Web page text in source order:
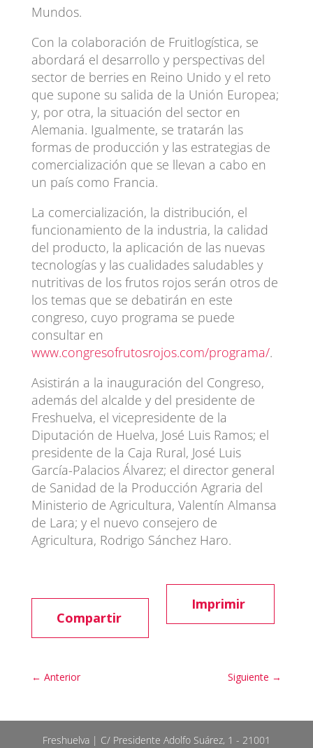
Mundos.
Con la colaboración de Fruitlogística, se
abordará el desarrollo y perspectivas del
sector de berries en Reino Unido y el reto
que supone su salida de la Unión Europea;
y, por otra, la situación del sector en
Alemania. Igualmente, se tratarán las
formas de producción y las estrategias de
comercialización que se llevan a cabo en
un país como Francia.
La comercialización, la distribución, el
funcionamiento de la industria, la calidad
del producto, la aplicación de las nuevas
tecnologías y las cualidades saludables y
nutritivas de los frutos rojos serán otros de
los temas que se debatirán en este
congreso, cuyo programa se puede
consultar en
www.congresofrutosrojos.com/programa/.
Asistirán a la inauguración del Congreso,
además del alcalde y del presidente de
Freshuelva, el vicepresidente de la
Diputación de Huelva, José Luis Ramos; el
presidente de la Caja Rural, José Luis
García-Palacios Álvarez; el director general
de Sanidad de la Producción Agraria del
Ministerio de Agricultura, Valentín Almansa
de Lara; y el nuevo consejero de
Agricultura, Rodrigo Sánchez Haro.
Compartir
Imprimir
← Anterior Siguiente →
Freshuelva | C/ Presidente Adolfo Suárez, 1 - 21001